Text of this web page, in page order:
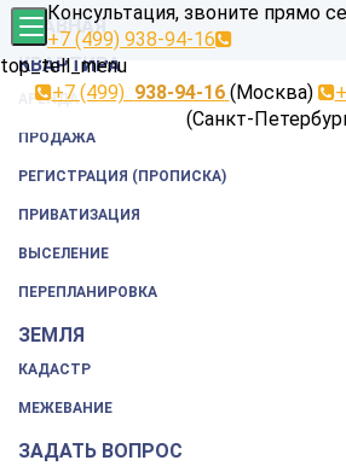
ГЛАВНАЯ
КВАРТИРА
АРЕНДА
ПРОДАЖА
РЕГИСТРАЦИЯ (ПРОПИСКА)
ПРИВАТИЗАЦИЯ
ВЫСЕЛЕНИЕ
ПЕРЕПЛАНИРОВКА
ЗЕМЛЯ
КАДАСТР
МЕЖЕВАНИЕ
ЗАДАТЬ ВОПРОС
Консультация, звоните прямо
+7 (499) 938-94-16
top_tell_menu
+7 (499) 938-94-16 (Москва)
(Санкт-